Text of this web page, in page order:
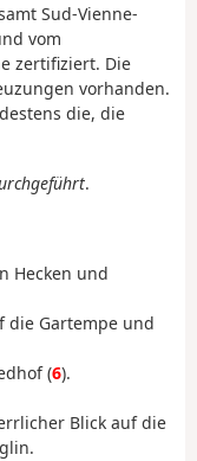
Sud-Vienne-
vom
zertifiziert. Die
vorhanden.
die, die
.
Hecken und
die Gartempe und
(6).
Blick auf die